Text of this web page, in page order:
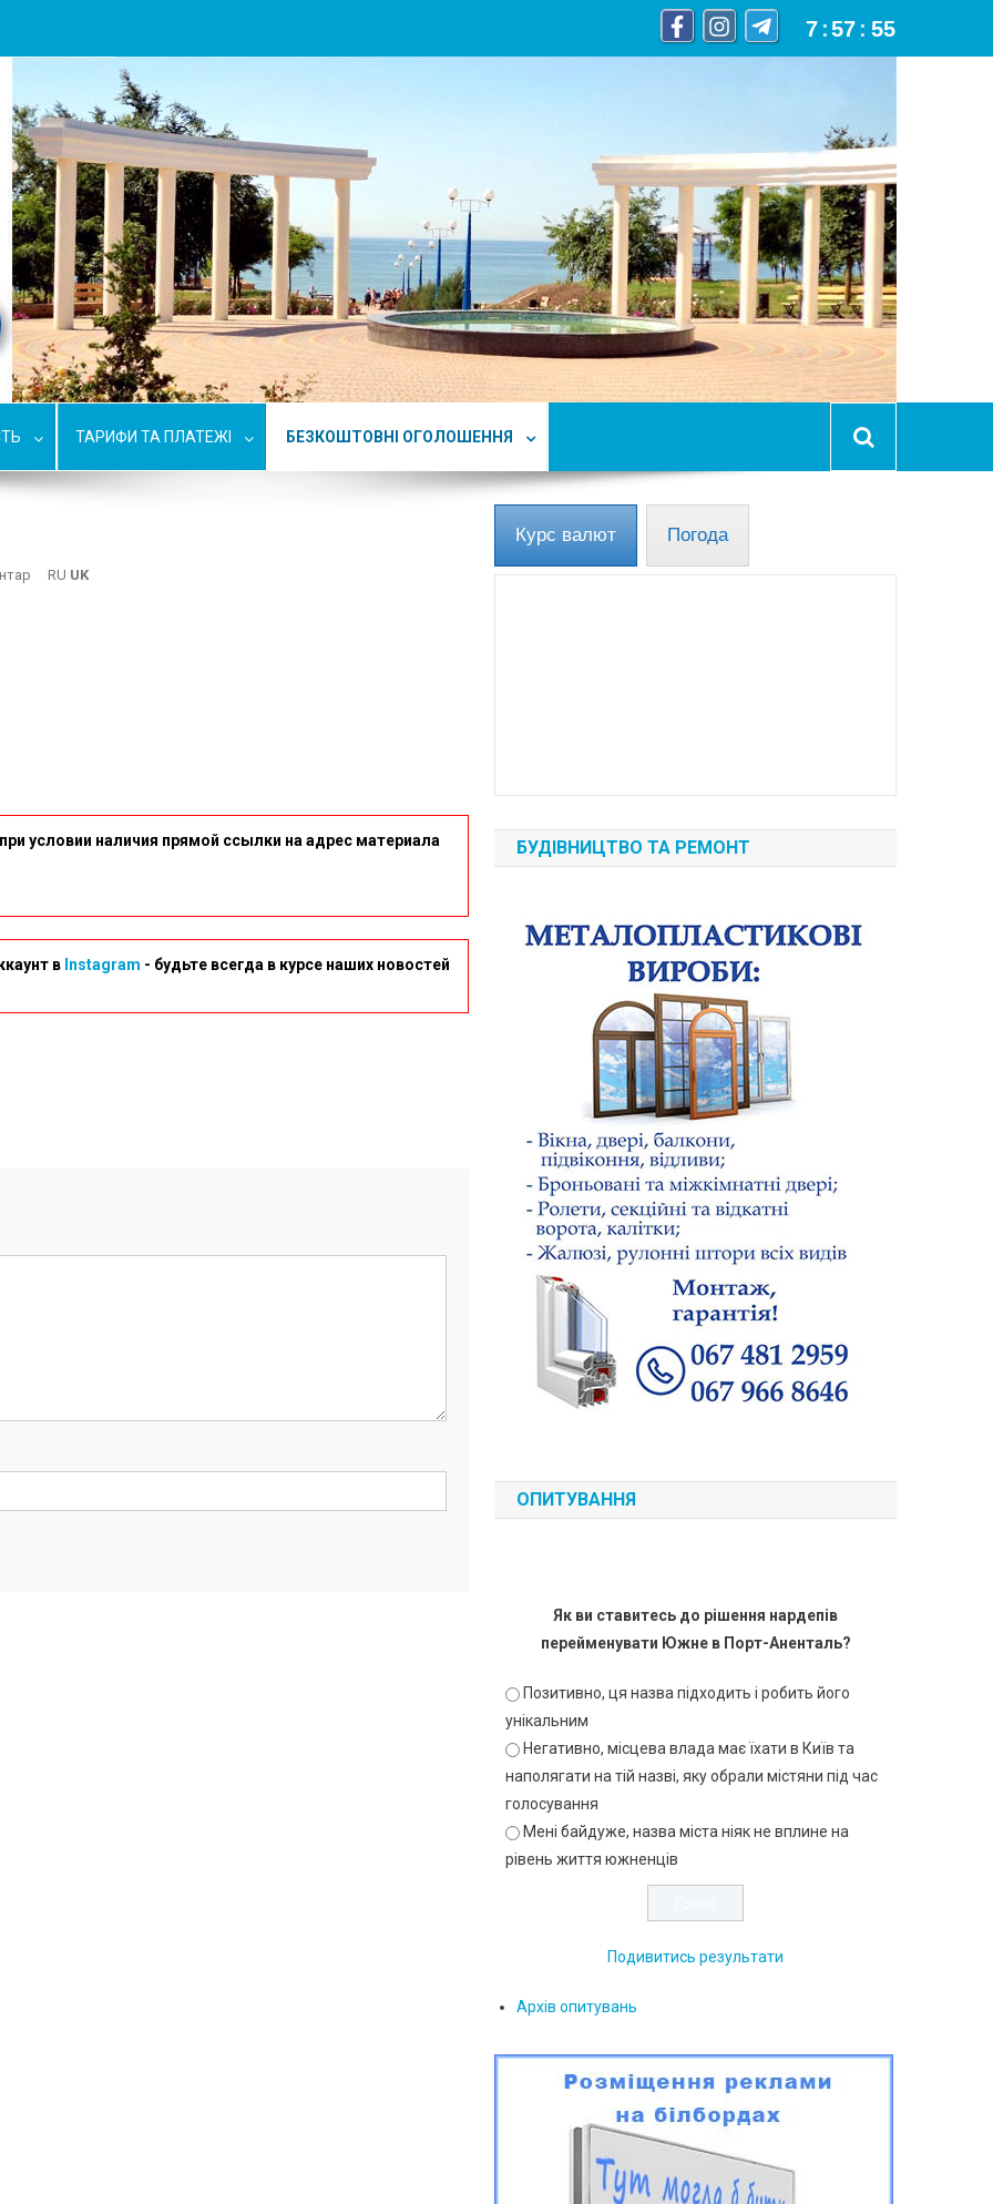
7 :57 : 56
ТАРИФИ ТА ПЛАТЕЖІ БЕЗКОШТОВНІ ОГОЛОШЕННЯ
RU UK
условии наличия прямой ссылки на адрес материала
в Instagram - будьте всегда в курсе наших новостей
Курс валют Погода
БУДІВНИЦТВО ТА РЕМОНТ
ОПИТУВАННЯ
Як ви ставитесь до рішення нардепів
перейменувати Южне в Порт-Аненталь?
Позитивно, ця назва підходить і робить його
унікальним
Негативно, місцева влада має їхати в Київ та
наполягати на тій назві, яку обрали містяни під час
голосування
Мені байдуже, назва міста ніяк не вплине на
рівень життя южненців
Подивитись результати
Архів опитувань